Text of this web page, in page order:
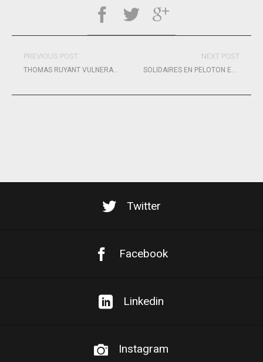
PREVIOUS POST
THOMAS RUYANT VULNERABLE, 5ÈME DE LA NEW YORK VENDÉE
NEXT POST
SOLIDAIRES EN PELOTON EN PISTE POUR LA BAULE – PORNICHET !
Twitter
Facebook
Linkedin
Instagram